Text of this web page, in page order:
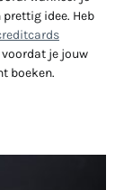
idee. Heb
je jouw
boeken.